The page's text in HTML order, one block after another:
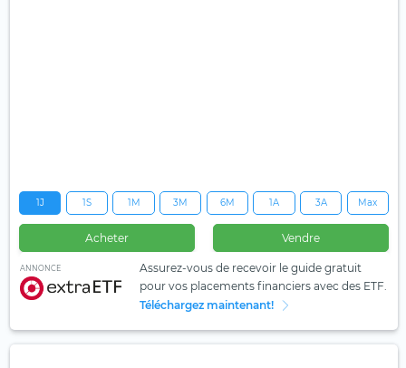
1J 1S 1M 3M 6M 1A 3A Max
Acheter Vendre
ANNONCE
Assurez-vous de recevoir le guide gratuit
pour vos placements financiers avec des ETF.
Téléchargez maintenant!